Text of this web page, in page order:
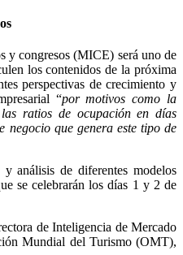
y congresos (MICE) será uno de
los contenidos de la próxima
perspectivas de crecimiento y
“por motivos como la
ratios de ocupación en días
negocio que genera este tipo de
análisis de diferentes modelos
se celebrarán los días 1 y 2 de
de Inteligencia de Mercado
Mundial del Turismo (OMT),